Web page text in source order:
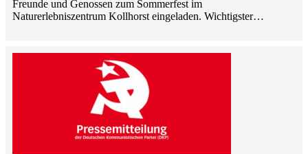
Freunde und Genossen zum Sommerfest im
Naturerlebniszentrum Kollhorst eingeladen. Wichtigster…